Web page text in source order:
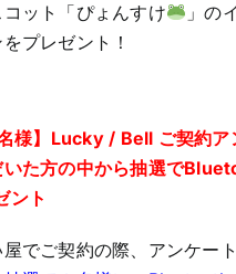
ット「ぴょんすけ
」の
プレゼント！
様】Lucky / Bell ご契約ア
いた方の中から抽選で
ント
でご契約の際、アンケー